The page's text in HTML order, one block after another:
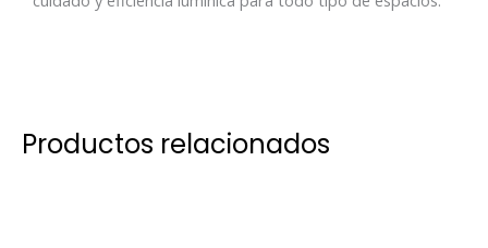
Productos relacionados